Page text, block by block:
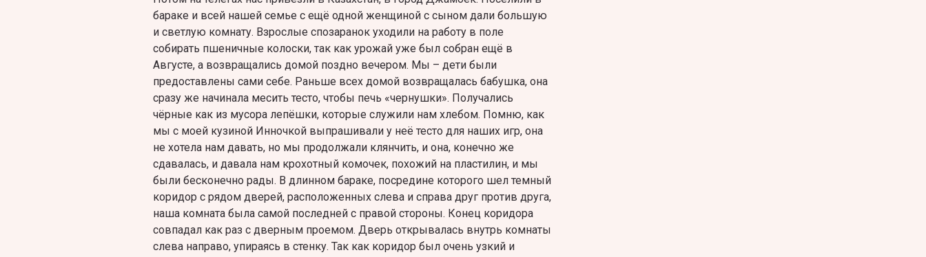
бараке и всей нашей семье с ещё одной женщиной с сыном дали большую
и светлую комнату. Взрослые спозаранок уходили на работу в поле
собирать пшеничные колоски, так как урожай уже был собран ещё в
Августе, а возвращались домой поздно вечером. Мы – дети были
предоставлены сами себе. Раньше всех домой возвращалась бабушка, она
сразу же начинала месить тесто, чтобы печь «чернушки». Получались
чёрные как из мусора лепёшки, которые служили нам хлебом. Помню, как
мы с моей кузиной Инночкой выпрашивали у неё тесто для наших игр, она
не хотела нам давать, но мы продолжали клянчить, и она, конечно же
сдавалась, и давала нам крохотный комочек, похожий на пластилин, и мы
были бесконечно рады. В длинном бараке, посредине которого шел темный
коридор с рядом дверей, расположенных слева и справа друг против друга,
наша комната была самой последней с правой стороны. Конец коридора
совпадал как раз с дверным проемом. Дверь открывалась внутрь комнаты
слева направо, упираясь в стенку. Так как коридор был очень узкий и